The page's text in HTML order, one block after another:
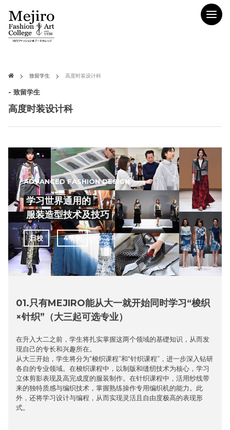
致留学生 高度时装设计科
- 致留学生
高度时装设计科
ADVANCED FASHION DESIGN
学习世界通用的
服装造型技术及技巧
日校 4年制
01.只有MEJIRO能从大一就开始同时学习“梭织
×针织”（大三起可选专业）
在升入大二之前，学生将扎实掌握这两个领域的基礎知识，从而发
现自己的专长和兴趣所在。
从大三开始，学生将分为“梭织课程”和“针织课程”，进一步深入钻研
各自的专业领域。在梭织课程中，以制版和缝纫技术为核心，学习
立体剪影表现及高完成度的服装制作。在针织课程中，活用纱线带
来的独特质感与编织技术，掌握熟练操作专用编织机的能力。此
外，还将学习设计与编程，从而实现灵活且自由度极高的表现形
式。